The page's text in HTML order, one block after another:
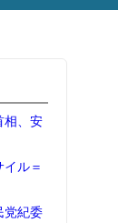
相、安
ル＝
党紀委